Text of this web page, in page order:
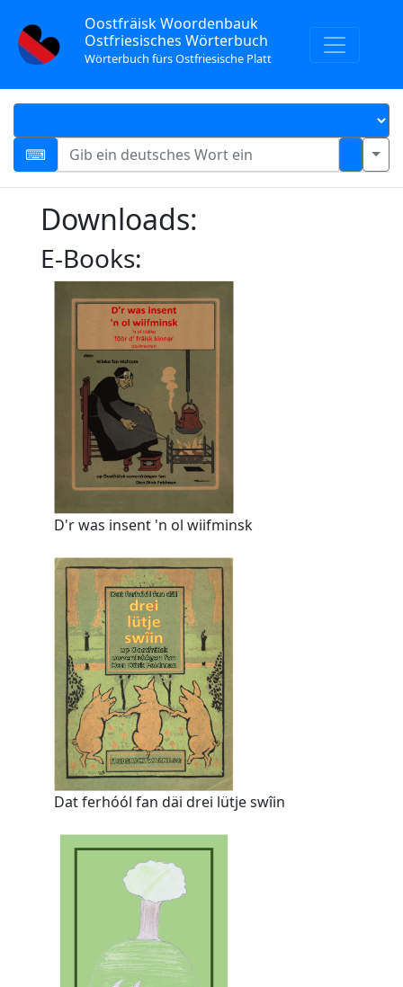
Oostfräisk Woordenbauk
Ostfriesisches Wörterbuch
Wörterbuch fürs Ostfriesische Platt
Downloads:
E-Books:
D'r was insent 'n ol wiifminsk
Dat ferhóól fan däi drei lütje swîin